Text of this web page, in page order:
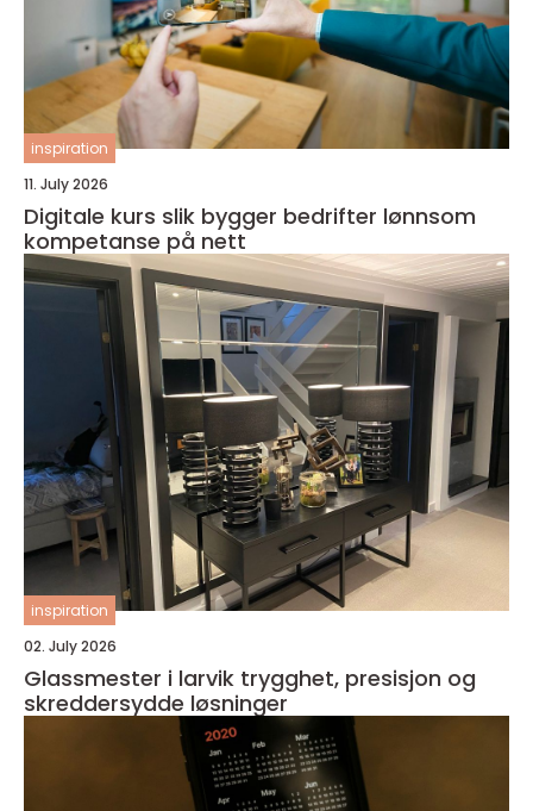
inspiration
11. July 2026
Digitale kurs slik bygger bedrifter lønnsom
kompetanse på nett
inspiration
02. July 2026
Glassmester i larvik trygghet, presisjon og
skreddersydde løsninger